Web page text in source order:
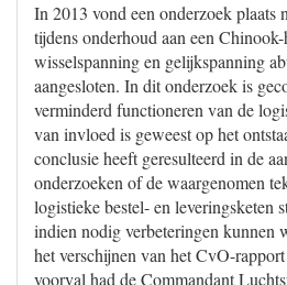
In 2013 vond een onderzoek plaats
tijdens onderhoud aan een
wisselspanning en gelijkspanning
aangesloten. In dit onderzoek is
verminderd functioneren van de
van invloed is geweest op het
conclusie heeft geresulteerd in de
onderzoeken of de waargenomen
logistieke bestel- en leveringsketen
indien nodig verbeteringen kunnen
het verschijnen van het CvO-
voorval had de Commandant